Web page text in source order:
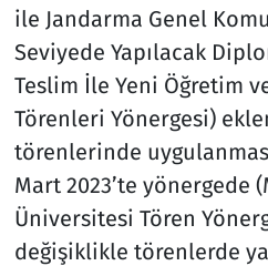
ile Jandarma Genel
Seviyede Yapılacak
Teslim İle Yeni Öğretim ve
Törenleri Yönergesi)
törenlerinde
Mart 2023’te yönergede
Üniversitesi Tören
değişiklikle törenlerde